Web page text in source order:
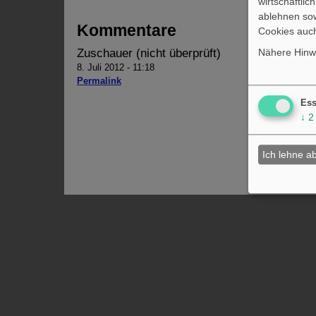
Kommentare
Zuschauer (nicht überprüft)
8. Juli 2012 - 11:18
Permalink
Ja, ich
erst Recht
oder sie
Partei und
ablehnen
Cookies
Nähere
↓ 2
Ich lehne ab